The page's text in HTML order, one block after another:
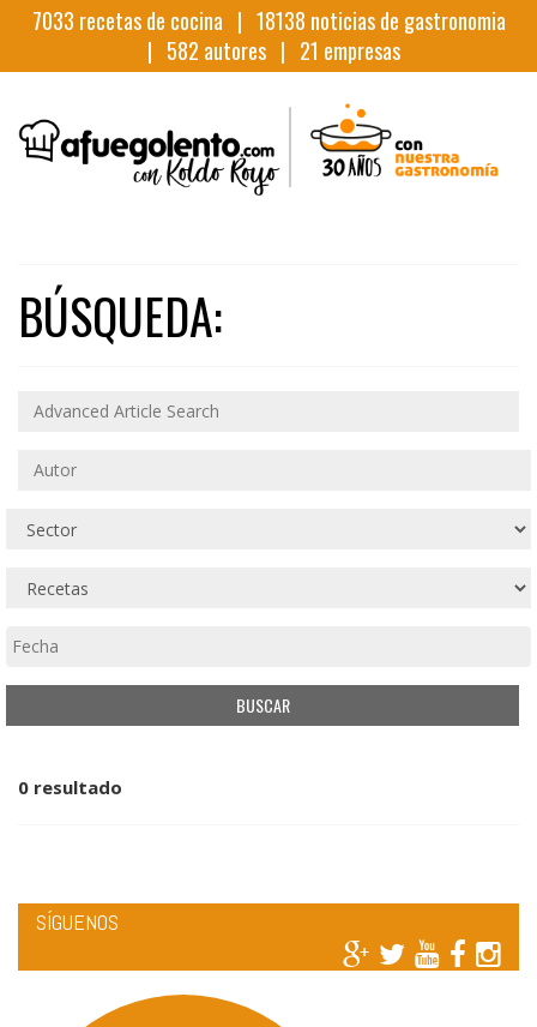
7033 recetas de cocina | 18138 noticias de gastronomia
| 582 autores | 21 empresas
BÚSQUEDA:
0 resultado
SÍGUENOS